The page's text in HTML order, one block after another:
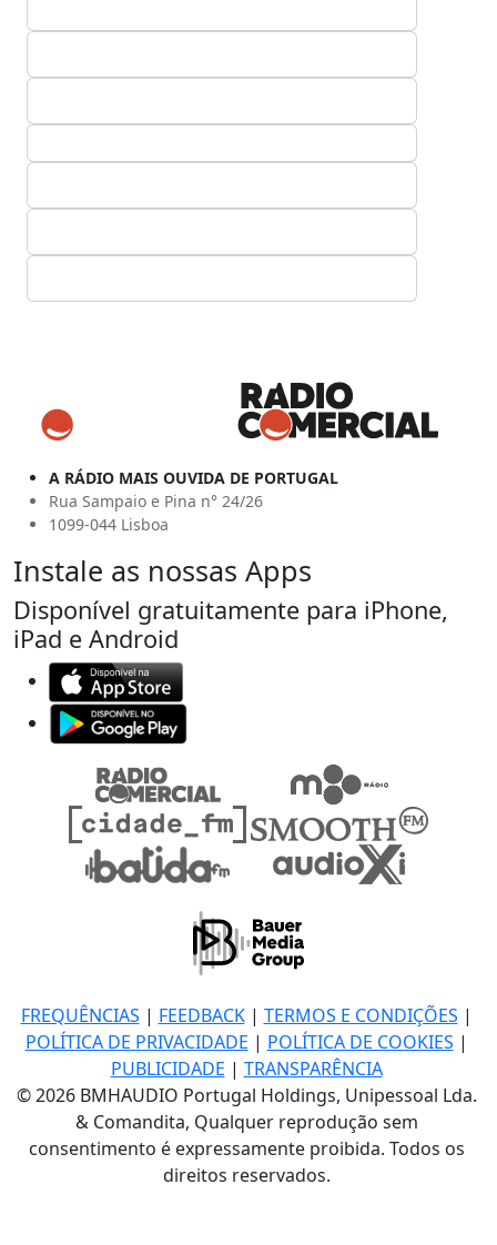
A RÁDIO MAIS OUVIDA DE PORTUGAL
Rua Sampaio e Pina n° 24/26
1099-044 Lisboa
Instale as nossas Apps
Disponível gratuitamente para iPhone,
iPad e Android
FREQUÊNCIAS | FEEDBACK| TERMOS E CONDIÇÕES |
POLÍTICA DE PRIVACIDADE | POLÍTICA DE COOKIES |
PUBLICIDADE | TRANSPARÊNCIA
© 2026 BMHAUDIO Portugal Holdings, Unipessoal Lda.
& Comandita, Qualquer reprodução sem
consentimento é expressamente proibida. Todos os
direitos reservados.